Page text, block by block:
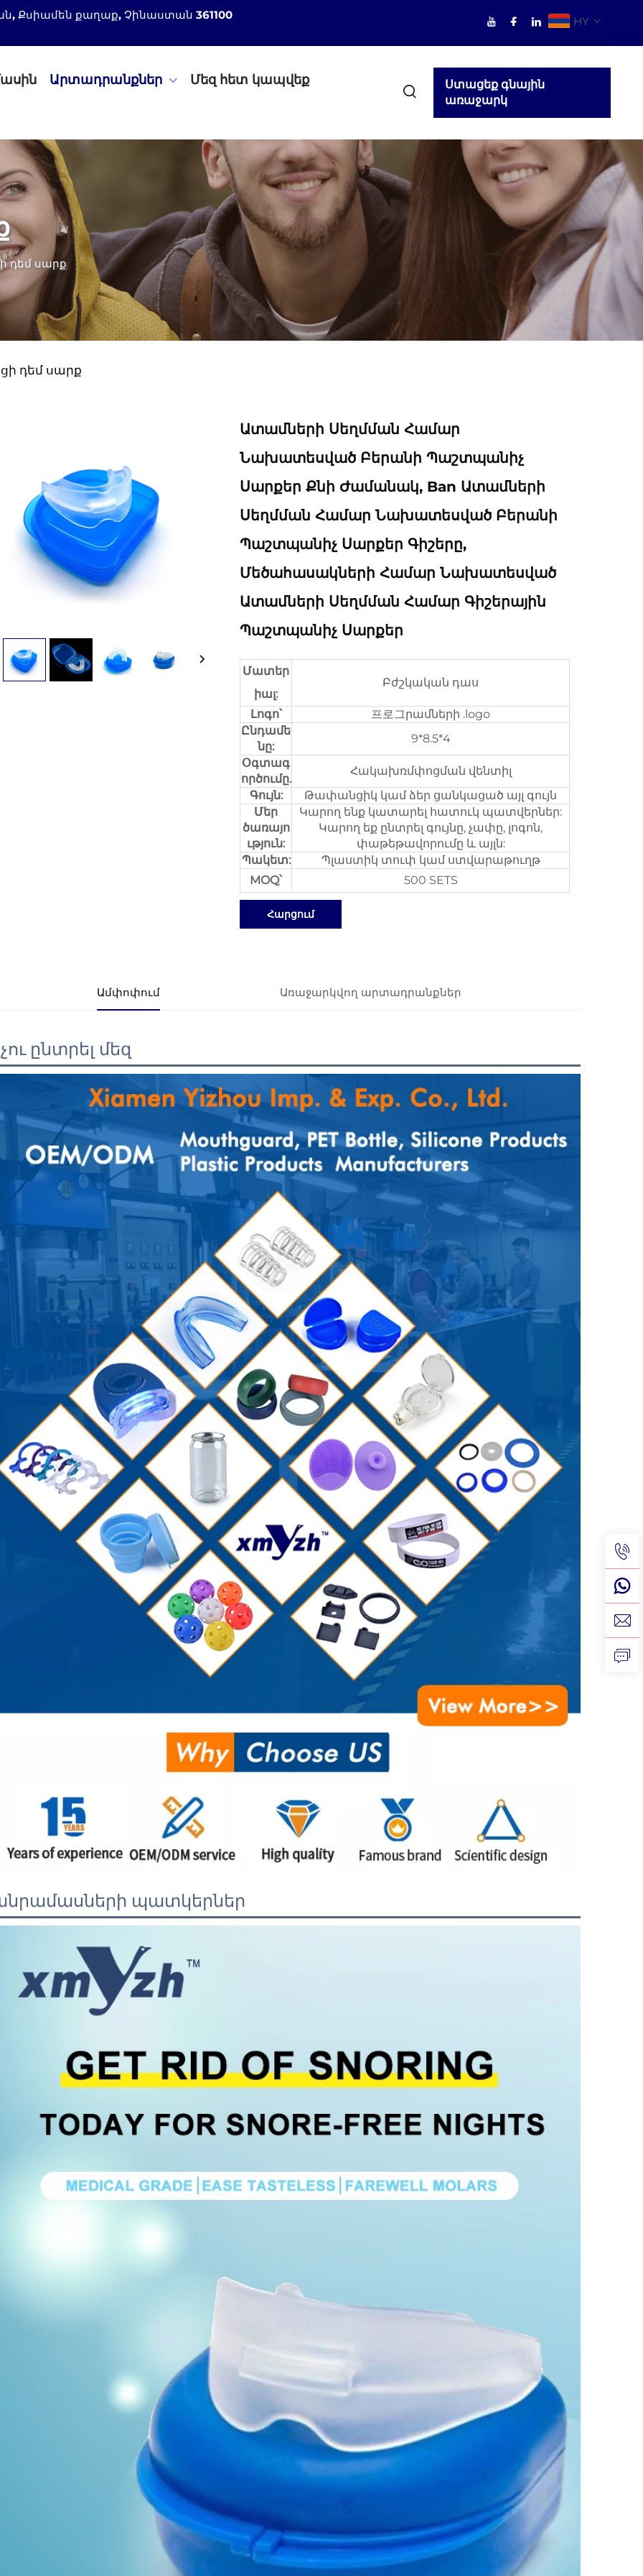
Քսիամեն քաղաք, Չինաստան 361100 HY
Արտադրանքներ Մեզ հետ կապվեք
Ստացեք գնային
առաջարկ
դեմ սարք
դեմ սարք
Ատամների Սեղմման Համար
Նախատեսված Բերանի Պաշտպանիչ
Սարքեր Քնի Ժամանակ, Ban Ատամների
Սեղմման Համար Նախատեսված Բերանի
Պաշտպանիչ Սարքեր Գիշերը,
Մեծահասակների Համար Նախատեսված
Ատամների Սեղմման Համար Գիշերային
Պաշտպանիչ Սարքեր
Մատեր
իալ:
Բժշկական դաս
Լոգո՝
프로그րամների .logo
Ընդամե
նը:
9*8.5*4
Օգտագ
ործումը.
Հակախռմփոցման վենտիլ
Գույն:
Թափանցիկ կամ ձեր ցանկացած այլ գույն
Մեր
ծառայո
ւթյուն:
Կարող ենք կատարել հատուկ պատվերներ:
Կարող եք ընտրել գույնը, չափը, լոգոն,
փաթեթավորումը և այլն:
Պակետ:
Պլաստիկ տուփ կամ ստվարաթուղթ
MOQ՝
500 SETS
Հարցում
Ամփոփում Առաջարկվող արտադրանքներ
ընտրել մեզ
պատկերներ